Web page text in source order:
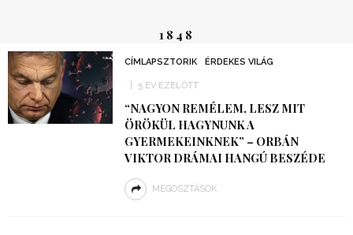
1848
CÍMLAPSZTORIK ÉRDEKES VILÁG
5 ÉV EZELŐTT
“NAGYON REMÉLEM, LESZ MIT
ÖRÖKÜL HAGYNUNK A
GYERMEKEINKNEK” – ORBÁN
VIKTOR DRÁMAI HANGÚ BESZÉDE
MEGOSZTÁSOK